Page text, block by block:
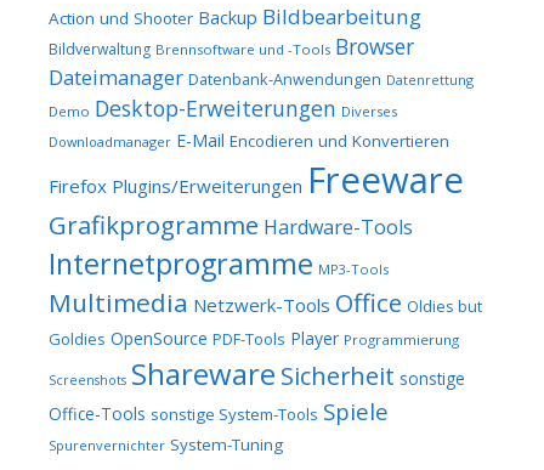
Action und Shooter Backup Bildbearbeitung
Bildverwaltung Brennsoftware und -Tools Browser
Dateimanager Datenbank-Anwendungen Datenrettung
Demo Desktop-Erweiterungen Diverses
Downloadmanager E-Mail Encodieren und Konvertieren
Firefox Plugins/Erweiterungen Freeware
Grafikprogramme Hardware-Tools
Internetprogramme MP3-Tools
Multimedia Netzwerk-Tools Office Oldies but
Goldies OpenSource PDF-Tools Player Programmierung
Screenshots Shareware Sicherheit sonstige
Office-Tools sonstige System-Tools Spiele
Spurenvernichter System-Tuning